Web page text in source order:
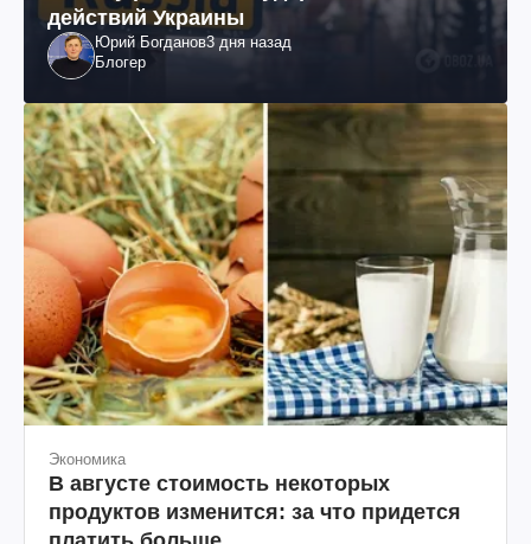
действий Украины
Юрий Богданов3 дня назад
Блогер
Экономика
В августе стоимость некоторых
продуктов изменится: за что придется